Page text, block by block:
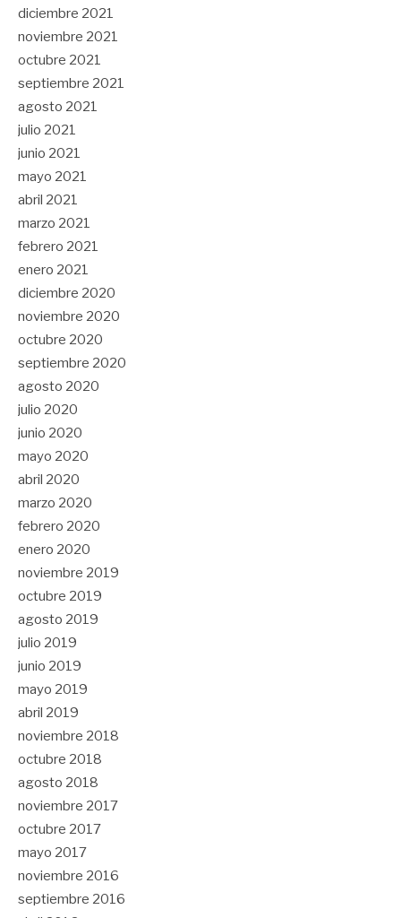
diciembre 2021
noviembre 2021
octubre 2021
septiembre 2021
agosto 2021
julio 2021
junio 2021
mayo 2021
abril 2021
marzo 2021
febrero 2021
enero 2021
diciembre 2020
noviembre 2020
octubre 2020
septiembre 2020
agosto 2020
julio 2020
junio 2020
mayo 2020
abril 2020
marzo 2020
febrero 2020
enero 2020
noviembre 2019
octubre 2019
agosto 2019
julio 2019
junio 2019
mayo 2019
abril 2019
noviembre 2018
octubre 2018
agosto 2018
noviembre 2017
octubre 2017
mayo 2017
noviembre 2016
septiembre 2016